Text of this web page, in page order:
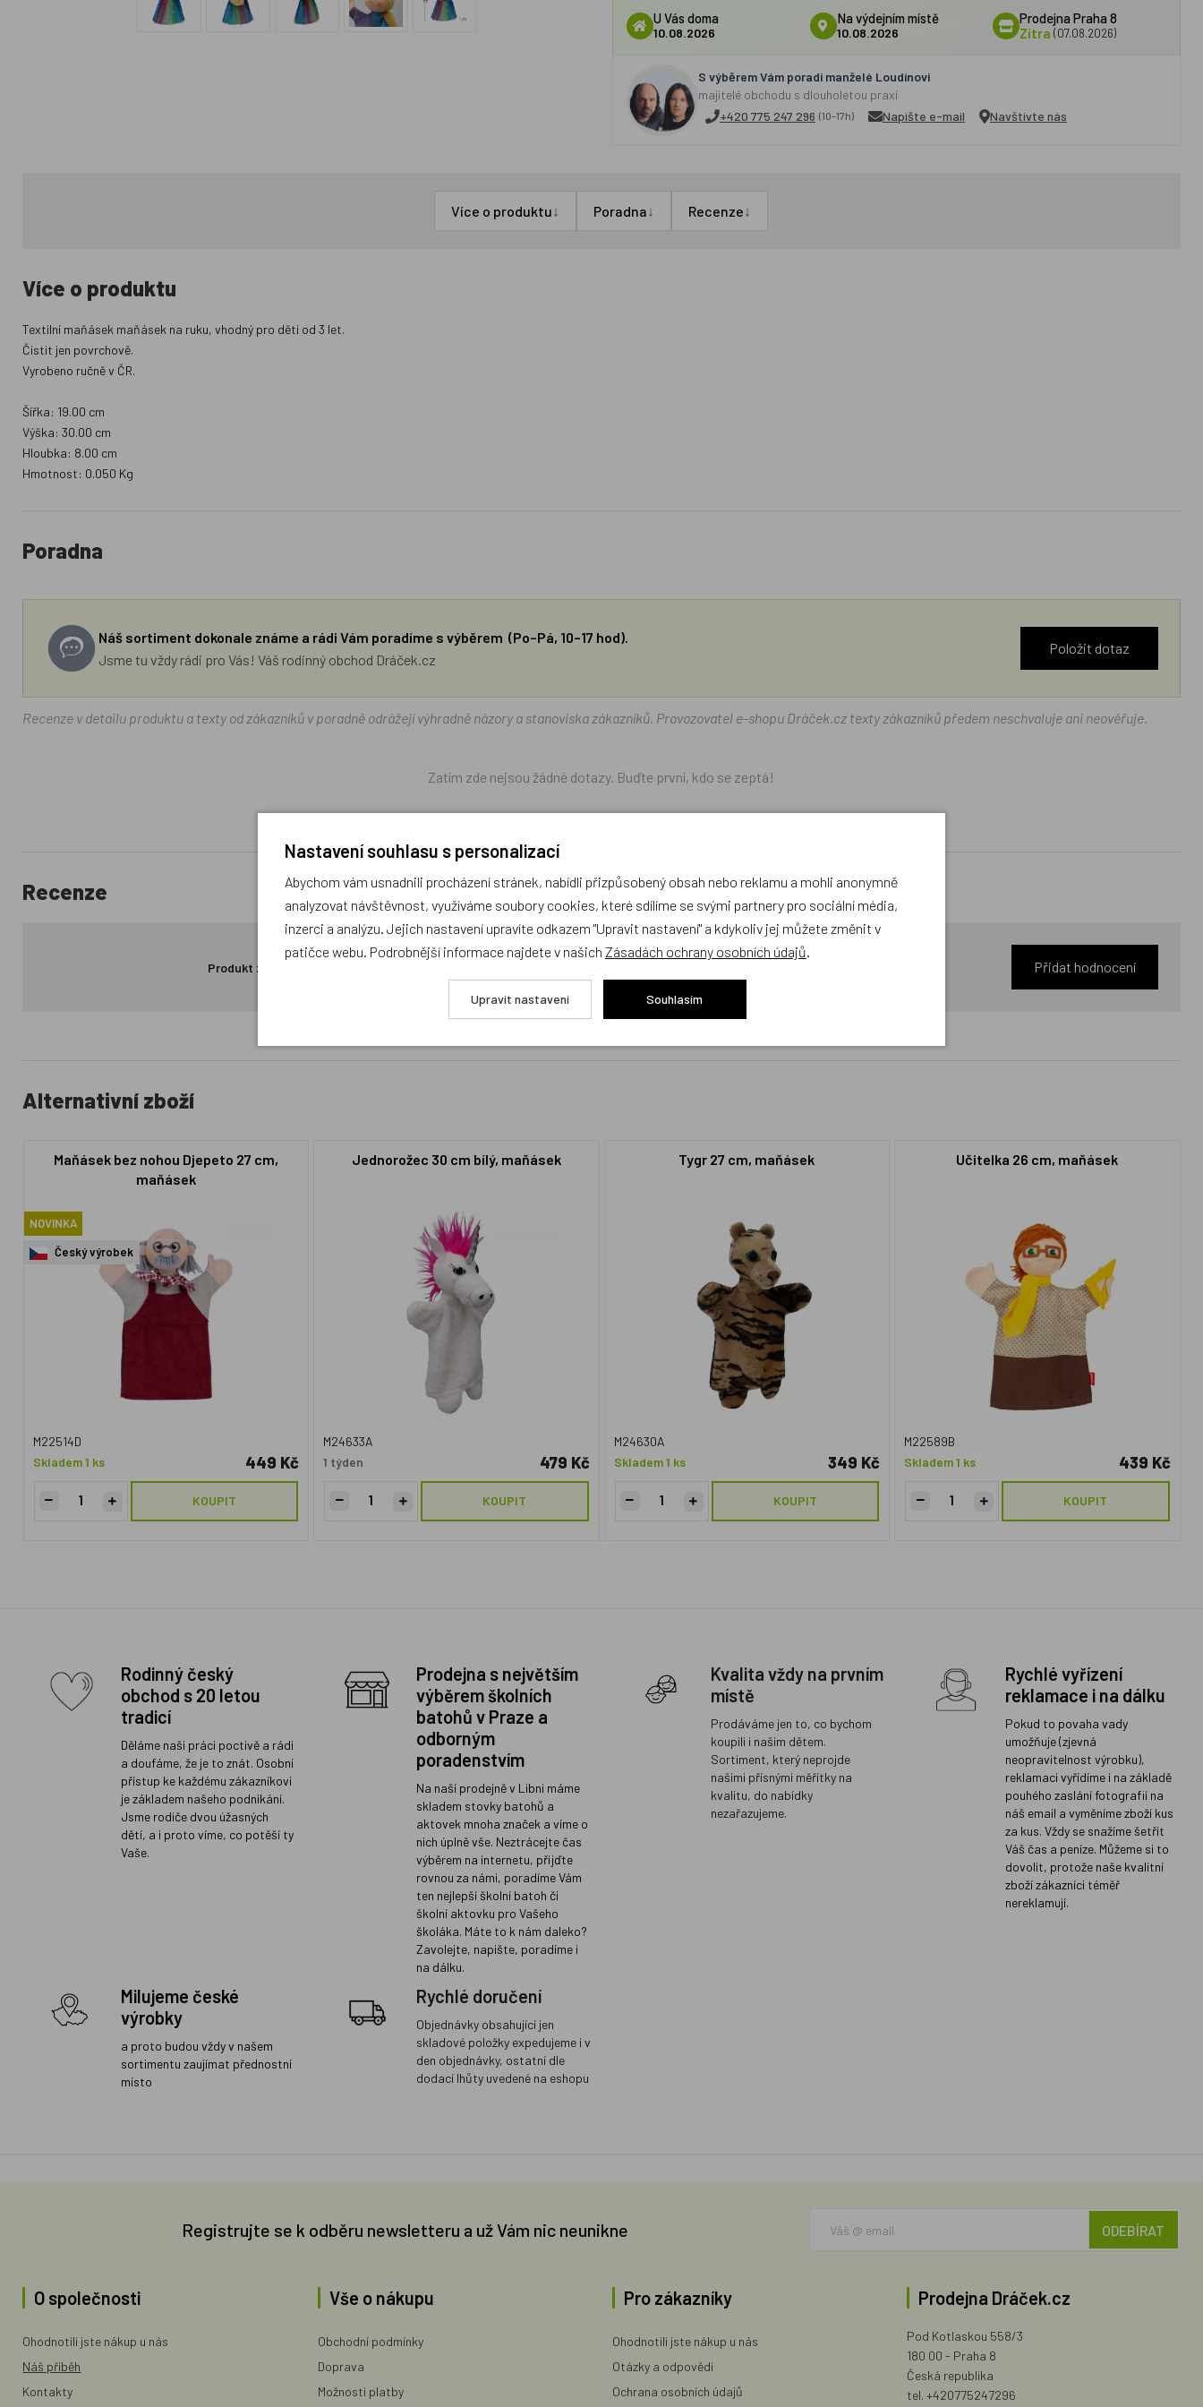
U Vás doma
10.08.2026
Na výdejním místě
10.08.2026
Prodejna Praha 8
Zítra (07.08.2026)
S výběrem Vám poradí manželé Loudínovi
majitelé obchodu s dlouholetou praxí
+420 775 247 296 (10-17h) Napište e-mail Navštivte nás
Více o produktu↓ Poradna↓ Recenze↓
Více o produktu
Textilní maňásek maňásek na ruku, vhodný pro děti od 3 let.
Čistit jen povrchově.
Vyrobeno ručně v ČR.
Šířka: 19.00 cm
Výška: 30.00 cm
Hloubka: 8.00 cm
Hmotnost: 0.050 Kg
Poradna
Náš sortiment dokonale známe a rádi Vám poradíme s výběrem (Po–Pá, 10–17 hod).
Jsme tu vždy rádi pro Vás! Váš rodinný obchod Dráček.cz
Položit dotaz
Recenze v detailu produktu a texty od zákazníků v poradně odrážejí výhradně názory a stanoviska zákazníků. Provozovatel e-shopu Dráček.cz texty zákazníků předem neschvaluje ani neověřuje.
Zatím zde nejsou žádné dotazy. Buďte první, kdo se zeptá!
Recenze
Produkt zatím nemá žádné hodnocení, Přidat hodnocení
Alternativní zboží
Maňásek bez nohou Djepeto 27 cm,
maňásek
NOVINKA
Český výrobek
M22514D
Skladem 1 ks
449 Kč
KOUPIT
Jednorožec 30 cm bílý, maňásek
M24633A
1 týden
479 Kč
KOUPIT
Tygr 27 cm, maňásek
M24630A
Skladem 1 ks
349 Kč
KOUPIT
Učitelka 26 cm, maňásek
M22589B
Skladem 1 ks
439 Kč
KOUPIT
Rodinný český
obchod s 20 letou
tradicí
Děláme naši práci poctivě a rádi
a doufáme, že je to znát. Osobní
přístup ke každému zákazníkovi
je základem našeho podnikání.
Jsme rodiče dvou úžasných
dětí, a i proto víme, co potěší ty
Vaše.
Prodejna s největším
výběrem školních
batohů v Praze a
odborným
poradenstvím
Na naší prodejně v Libni máme
skladem stovky batohů a
aktovek mnoha značek a víme o
nich úplně vše. Neztrácejte čas
výběrem na internetu, přijďte
rovnou za námi, poradíme Vám
ten nejlepší školní batoh či
školní aktovku pro Vašeho
školáka. Máte to k nám daleko?
Zavolejte, napište, poradíme i
na dálku.
Kvalita vždy na prvním
místě
Prodáváme jen to, co bychom
koupili i našim dětem.
Sortiment, který neprojde
našimi přísnými měřítky na
kvalitu, do nabídky
nezařazujeme.
Rychlé vyřízení
reklamace i na dálku
Pokud to povaha vady
umožňuje (zjevná
neopravitelnost výrobku),
reklamaci vyřídíme i na základě
pouhého zaslání fotografií na
náš email a vyměníme zboží kus
za kus. Vždy se snažíme šetřit
Váš čas a peníze. Můžeme si to
dovolit, protože naše kvalitní
zboží zákazníci téměř
nereklamují.
Milujeme české
výrobky
a proto budou vždy v našem
sortimentu zaujímat přednostní
místo
Rychlé doručení
Objednávky obsahující jen
skladové položky expedujeme i v
den objednávky, ostatní dle
dodací lhůty uvedené na eshopu
Registrujte se k odběru newsletteru a už Vám nic neunikne ODEBÍRAT
O společnosti
Ohodnotili jste nákup u nás
Náš příběh
Kontakty
Vše o nákupu
Obchodní podmínky
Doprava
Možnosti platby
Pro zákazníky
Ohodnotili jste nákup u nás
Otázky a odpovědi
Ochrana osobních údajů
Prodejna Dráček.cz
Pod Kotlaskou 558/3
180 00 - Praha 8
Česká republika
tel. +420775247296
Nastavení souhlasu s personalizací
Abychom vám usnadnili procházení stránek, nabídli přizpůsobený obsah nebo reklamu a mohli anonymně
analyzovat návštěvnost, využíváme soubory cookies, které sdílíme se svými partnery pro sociální média,
inzerci a analýzu. Jejich nastavení upravíte odkazem "Upravit nastavení" a kdykoliv jej můžete změnit v
patičce webu. Podrobnější informace najdete v našich Zásadách ochrany osobních údajů
Upravit nastavení Souhlasím